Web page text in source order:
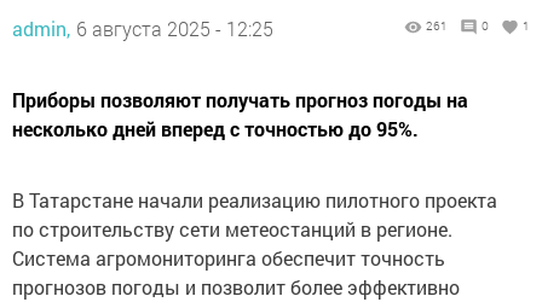
admin, 6 августа 2025 - 12:25 261 0 1
Приборы позволяют получать прогноз погоды на
несколько дней вперед с точностью до 95%.
В Татарстане начали реализацию пилотного проекта
по строительству сети метеостанций в регионе.
Система агромониторинга обеспечит точность
прогнозов погоды и позволит более эффективно